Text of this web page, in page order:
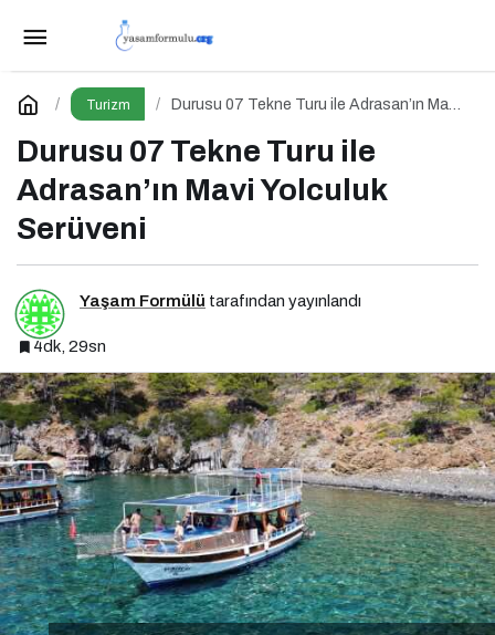
Turizm
Durusu 07 Tekne Turu ile Adrasan’ın Mavi
Durusu 07 Tekne Turu ile
Adrasan’ın Mavi Yolculuk
Serüveni
Yaşam Formülü tarafından yayınlandı
4dk, 29sn
Eylülde Tatil Yapmak İçin 6 Neden: Sakinlik,
Ekonomi ve Keyif Bir Arada
Yorum Yap